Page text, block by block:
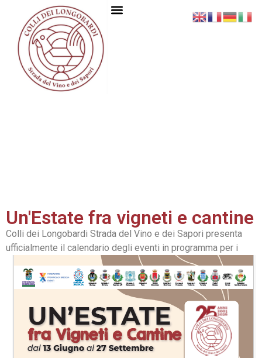
Un'Estate fra vigneti e cantine
Colli dei Longobardi Strada del Vino e dei Sapori presenta
ufficialmente il calendario degli eventi in programma per i